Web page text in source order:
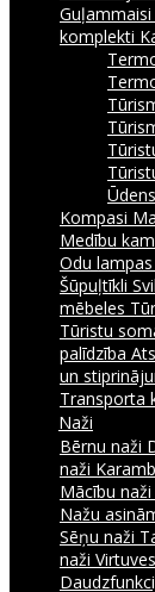
Guļammaisi
komplekti
Kompasi
Medību
Odu
Šūpuļtīkli
mēbeles
Tūristu
palīdzība
un
Transporta
Naži
Bērnu naži
naži
Mācību naži
Nažu
Sēņu naži
naži